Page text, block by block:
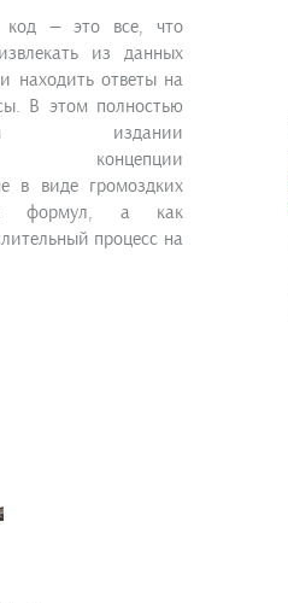
код — это все, что
из данных
находить ответы на
В этом полностью
издании
концепции
в виде громоздких
формул, а как
процесс на